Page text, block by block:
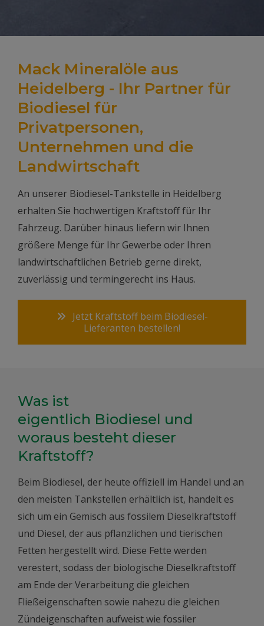
Mack Mineralöle aus
Heidelberg - Ihr Partner für
Biodiesel für
Privatpersonen,
Unternehmen und die
Landwirtschaft
An unserer Biodiesel-Tankstelle in Heidelberg
erhalten Sie hochwertigen Kraftstoff für Ihr
Fahrzeug. Darüber hinaus liefern wir Ihnen
größere Menge für Ihr Gewerbe oder Ihren
landwirtschaftlichen Betrieb gerne direkt,
zuverlässig und termingerecht ins Haus.
Jetzt Kraftstoff beim Biodiesel-
Lieferanten bestellen!
Was ist
eigentlich Biodiesel und
woraus besteht dieser
Kraftstoff?
Beim Biodiesel, der heute offiziell im Handel und an
den meisten Tankstellen erhältlich ist, handelt es
sich um ein Gemisch aus fossilem Dieselkraftstoff
und Diesel, der aus pflanzlichen und tierischen
Fetten hergestellt wird. Diese Fette werden
verestert, sodass der biologische Dieselkraftstoff
am Ende der Verarbeitung die gleichen
Fließeigenschaften sowie nahezu die gleichen
Zündeigenschaften aufweist wie fossiler